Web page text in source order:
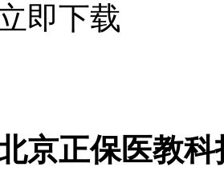
即下载
京正保医教